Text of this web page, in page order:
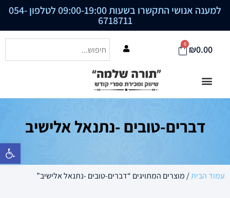
פתח סרגל
למענה אנושי התקשרו בשעות 09:00-19:00 לטלפון 054-
6718711
₪0.00
0
דברים-טובים -נתנאל אלישיב
עמוד הבית/ מוצרים המתויגים “דברים-טובים -נתנאל אלישיב”